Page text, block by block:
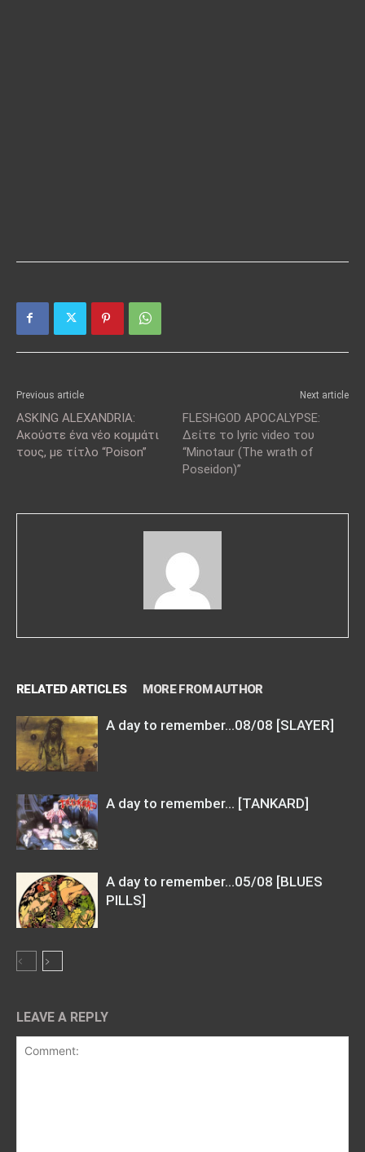
Previous article
ASKING ALEXANDRIA:
Ακούστε ένα νέο κομμάτι
τους, με τίτλο “Poison”
Next article
FLESHGOD APOCALYPSE:
Δείτε το lyric video του
“Minotaur (The wrath of
Poseidon)”
RELATED ARTICLES MORE FROM AUTHOR
A day to remember…08/08 [SLAYER]
A day to remember… [TANKARD]
A day to remember…05/08 [BLUES
PILLS]
LEAVE A REPLY